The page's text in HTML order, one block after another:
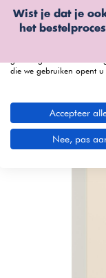
Wist je dat je
het
Wij gebruiken cookies
We kunnen deze
onze website te
die we gebruiken opent
Accepteer
Nee, pas